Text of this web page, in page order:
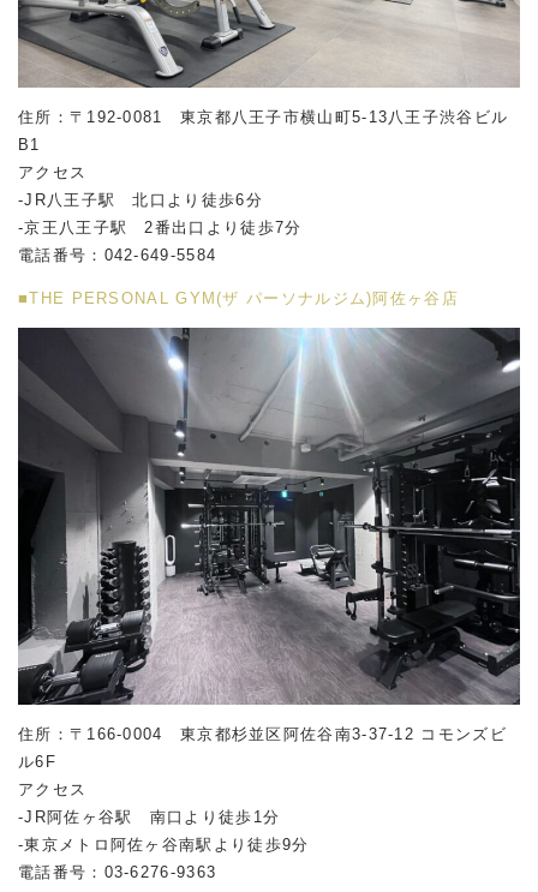
住所：〒192-0081 東京都八王子市横山町5-13八王子渋谷ビル
B1
アクセス
-JR八王子駅 北口より徒歩6分
-京王八王子駅 2番出口より徒歩7分
電話番号：042-649-5584
■THE PERSONAL GYM(ザ パーソナルジム)阿佐ヶ谷店
住所：〒166-0004 東京都杉並区阿佐谷南3-37-12 コモンズビ
ル6F
アクセス
-JR阿佐ヶ谷駅 南口より徒歩1分
-東京メトロ阿佐ヶ谷南駅より徒歩9分
電話番号：03-6276-9363